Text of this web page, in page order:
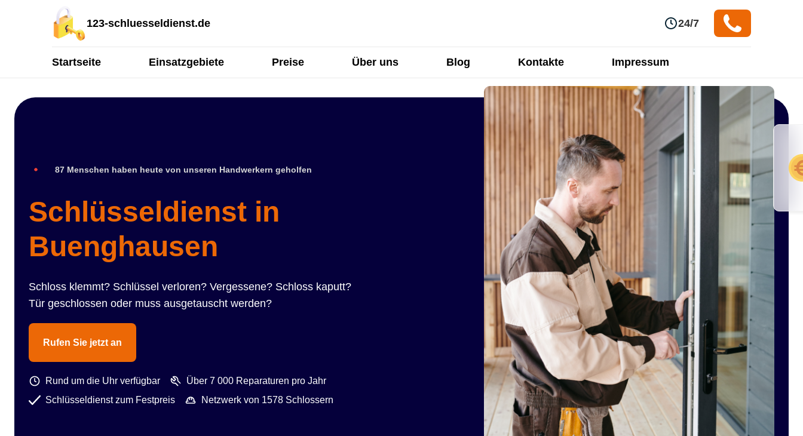
123-schluesseldienst.de 24/7
Startseite Einsatzgebiete Preise Über uns Blog Kontakte Impressum
87 Menschen haben heute von unseren Handwerkern geholfen
Schlüsseldienst in
Buenghausen
Schloss klemmt? Schlüssel verloren? Vergessene? Schloss kaputt?
Tür geschlossen oder muss ausgetauscht werden?
Rufen Sie jetzt an
Rund um die Uhr verfügbar
Über 7 000 Reparaturen pro Jahr
Schlüsseldienst zum Festpreis
Netzwerk von 1578 Schlossern